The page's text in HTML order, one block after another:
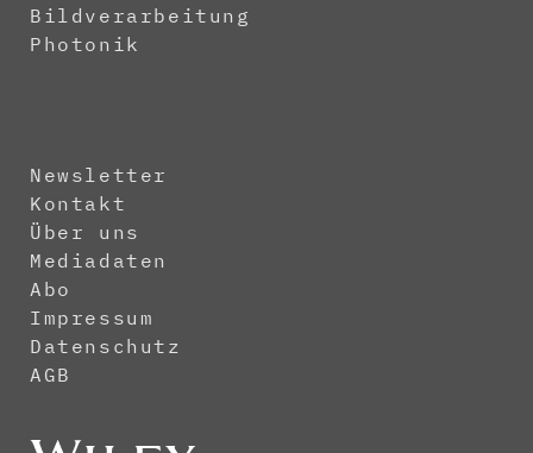
Bildverarbeitung
Photonik
Newsletter
Kontakt
Über uns
Mediadaten
Abo
Impressum
Datenschutz
AGB